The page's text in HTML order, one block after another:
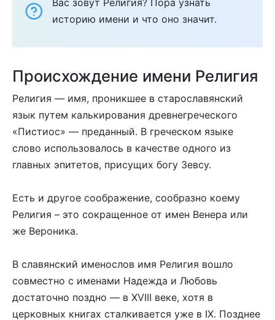
историю имени и что оно значит.
Происхождение имени Религия
Религия — имя, проникшее в старославянский
язык путем калькирования древнегреческого
«Пистиос» — преданный. В греческом языке
слово использовалось в качестве одного из
главных эпитетов, присущих богу Зевсу.
Есть и другое соображение, сообразно коему
Религия – это сокращенное от имен Венера или
же Вероника.
В славянский именослов имя Религия вошло
совместно с именами Надежда и Любовь
достаточно поздно — в XVIII веке, хотя в
церковных книгах сталкивается уже в IX. Позднее